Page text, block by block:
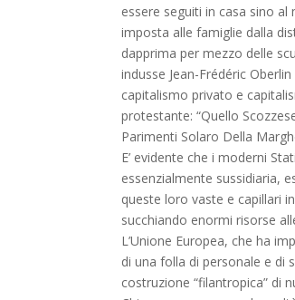
essere seguiti in casa sino
imposta alle famiglie dalla
dapprima per mezzo delle
indusse Jean-Frédéric
capitalismo privato e
protestante: “Quello
Parimenti Solaro Della
E’ evidente che i moderni
essenzialmente sussidiaria,
queste loro vaste e capillari
succhiando enormi risorse
L’Unione Europea, che ha
di una folla di personale e di
costruzione “filantropica” di